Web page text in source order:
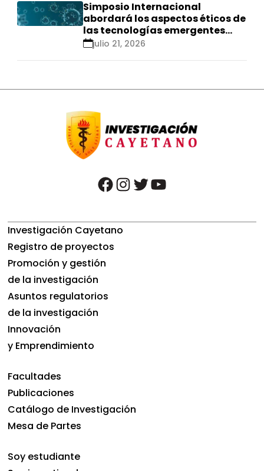
Simposio Internacional
abordará los aspectos éticos de
las tecnologías emergentes
para el control de
enfermedades infecciosas
julio 21, 2026
facebook instagram twitter youtube
Investigación Cayetano
Registro de proyectos
Promoción y gestión
de la investigación
Asuntos regulatorios
de la investigación
Innovación
y Emprendimiento
Facultades
Publicaciones
Catálogo de Investigación
Mesa de Partes
Soy estudiante